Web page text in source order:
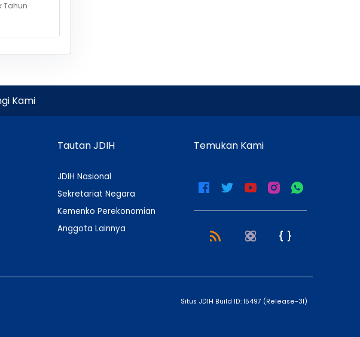
Tahun
Kami
Tautan JDIH
JDIH Nasional
Sekretariat Negara
Kemenko Perekonomian
Anggota Lainnya
Temukan Kami
Situs JDIH Build ID: 15497 (Release-31)